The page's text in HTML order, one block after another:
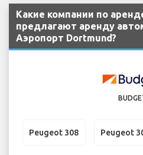
Какие компании по
предлагают аренду
Аэропорт Dortmund?
Peugeot 308 Peugeot